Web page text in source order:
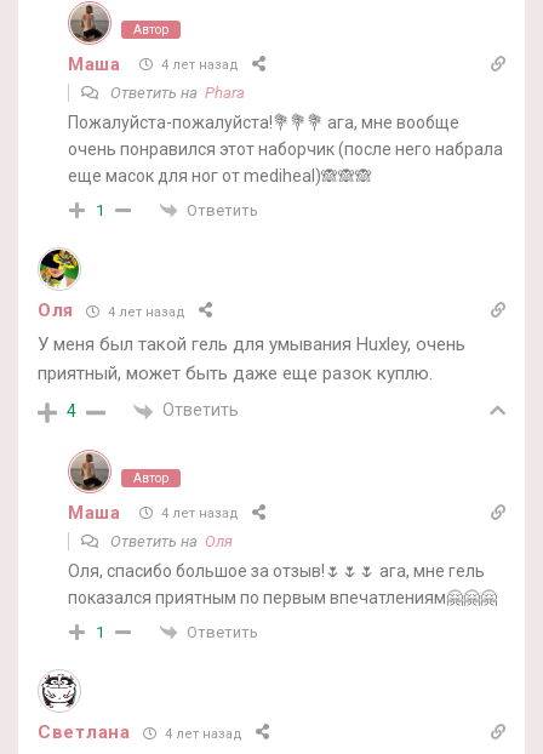
Автор
Маша 4 лет назад
Ответить на Phara
Пожалуйста-пожалуйста!💐💐💐 ага, мне вообще
очень понравился этот наборчик (после него набрала
еще масок для ног от mediheal)🙈🙈🙈
1 Ответить
Oля 4 лет назад
У меня был такой гель для умывания Huxley, очень
приятный, может быть даже еще разок куплю.
4 Ответить
Автор
Маша 4 лет назад
Ответить на Oля
Оля, спасибо большое за отзыв!🌷🌷🌷 ага, мне гель
показался приятным по первым впечатлениям🤗🤗🤗
1 Ответить
Светлана 4 лет назад